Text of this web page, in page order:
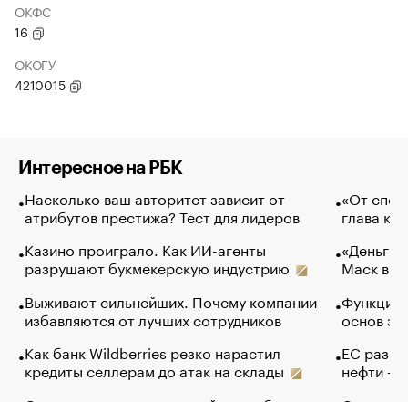
ОКФС
16
ОКОГУ
4210015
Интересное на РБК
Насколько ваш авторитет зависит от
атрибутов престижа? Тест для лидеров
Казино проиграло. Как ИИ-агенты
разрушают букмекерскую индустрию
Выживают сильнейших. Почему компании
избавляются от лучших сотрудников
Как банк Wildberries резко нарастил
кредиты селлерам до атак на склады
«От
глава
«Деньги
Маск в
Функции
основ
ЕС
нефти —